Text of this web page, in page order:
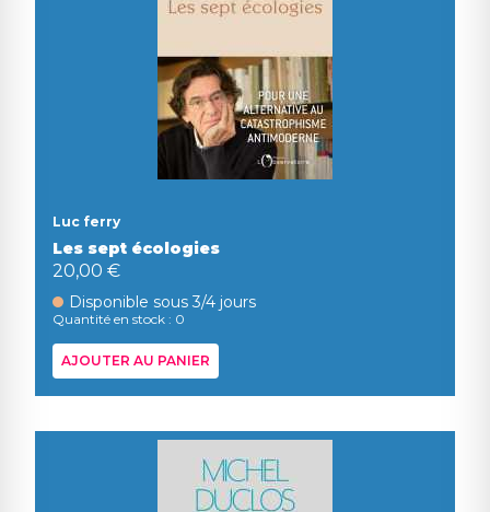
Luc ferry
Les sept écologies
20,00 €
Disponible sous 3/4 jours
Quantité en stock : 0
AJOUTER AU PANIER